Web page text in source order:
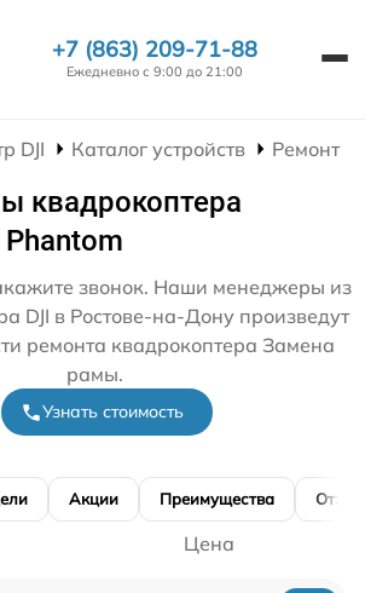
+7 (863) 209-71-88
Ежедневно с 9:00 до 21:00
DJI Каталог устройств Ремонт
квадрокоптера
Phantom
звонок. Наши менеджеры из
DJI в Ростове-на-Дону произведут
ремонта квадрокоптера Замена
рамы.
Узнать стоимость
Акции Преимущества
Цена